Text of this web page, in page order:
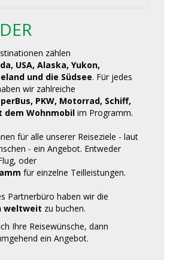
zählen
USA, Alaska, Yukon,
und die Südsee. Für jedes
wir zahlreiche
perBus, PKW, Motorrad, Schiff,
dem Wohnmobil im Programm.
für alle unserer Reiseziele - laut
- ein Angebot. Entweder
oder
für einzelne Teilleistungen.
Partnerbüro haben wir die
weltweit zu buchen.
Ihre Reisewünsche, dann
ein Angebot.